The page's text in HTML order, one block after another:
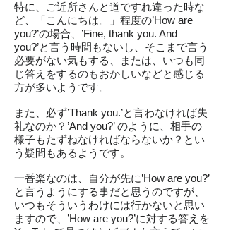
特に、ご近所さんと道ですれ違った時な
ど、「こんにちは。」程度の’How are
you?’の場合、’Fine, thank you. And
you?’と言う時間もないし、そこまで言う
必要がない気もする、または、いつも同
じ答えをするのもおかしいなどと感じる
方が多いようです。
また、必ず’Thank you.’と言わなければ失
礼なのか？’And you?’ のように、相手の
様子もたずねなければならないか？とい
う疑問もあるようです。
一番楽なのは、自分が先に’How are you?’
と言うようにする事だと思うのですが、
いつもそういうわけには行かないと思い
ますので、’How are you?’に対する答えを